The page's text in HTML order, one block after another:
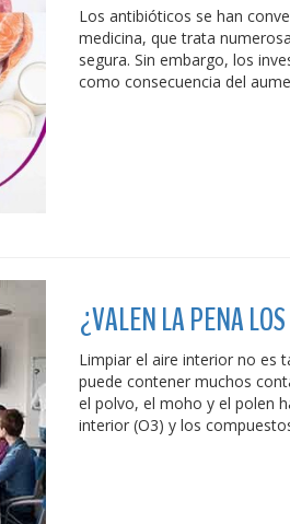
Los antibióticos se han
medicina, que trata
segura. Sin embargo, los
como consecuencia del
¿VALEN LA PENA
Limpiar el aire interior no es
puede contener muchos
el polvo, el moho y el polen
interior (O3) y los